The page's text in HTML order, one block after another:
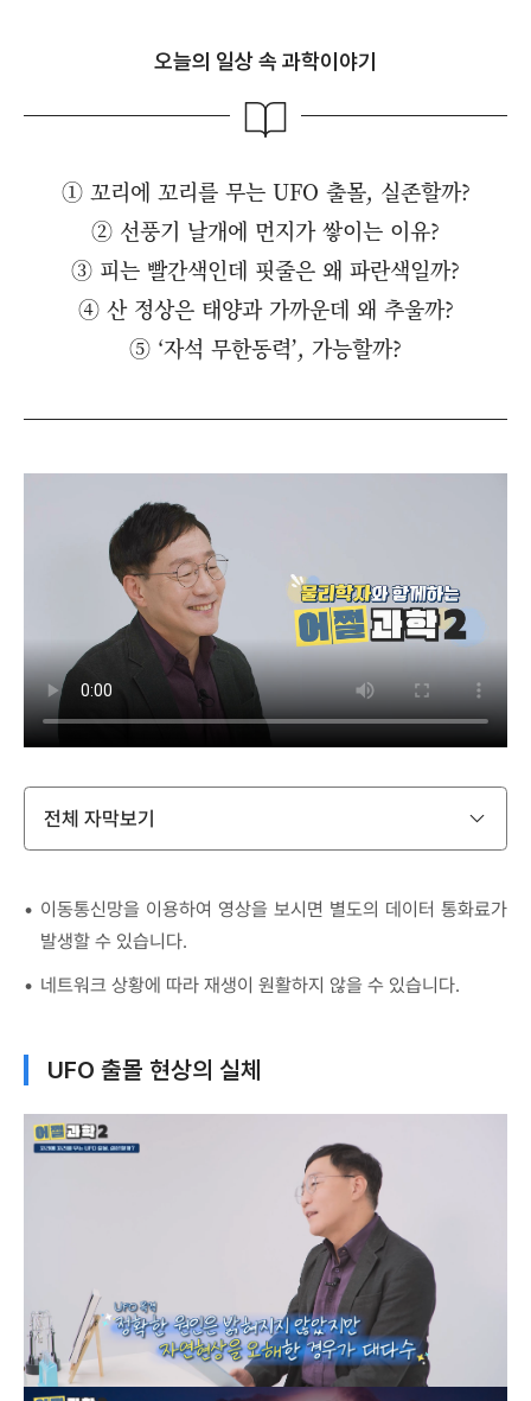
오늘의 일상 속 과학이야기
① 꼬리에 꼬리를 무는 UFO 출몰, 실존할까?
② 선풍기 날개에 먼지가 쌓이는 이유?
③ 피는 빨간색인데 핏줄은 왜 파란색일까?
④ 산 정상은 태양과 가까운데 왜 추울까?
⑤ ‘자석 무한동력’, 가능할까?
전체 자막보기
이동통신망을 이용하여 영상을 보시면 별도의 데이터 통화료가
발생할 수 있습니다.
네트워크 상황에 따라 재생이 원활하지 않을 수 있습니다.
UFO 출몰 현상의 실체